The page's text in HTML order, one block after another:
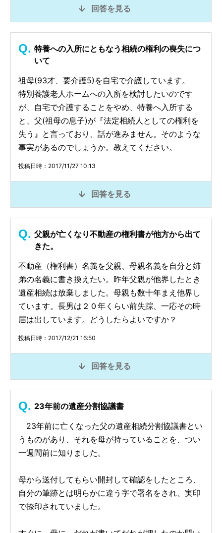
回答を見る
特養への入所にともなう相続の権利の喪失につ
いて
祖母(93才、要介護5)を自宅で介護しています。
特別養護老人ホームへの入所を検討したいのです
が、自宅で介護することをやめ、特養へ入所する
と、父(祖母の息子)が『法定相続人としての権利を
失う』と言っており、話が進みません。そのような
事実があるのでしょうか。教えてください。
投稿日時：2017/11/27 10:13
回答を見る
父親が亡くなり不動産の権利書が他方から出て
きた。
不動産（権利書）名義を父親、母親名義を自分と姉
弟の名義に書き換えたい。昨年父親が他界したとき
遺産相続は放棄しました。母親も数十年まえ他界し
ています。長男は２０年くらい前失踪、一応その時
届は出しています。どうしたらよいですか？
投稿日時：2017/12/21 16:50
回答を見る
23年前の遺産分割協議書
23年前に亡くなった父の遺産相続分割協議書とい
うものがあり、それを母が持っていることを、つい
一週間前に知りました。
母から送付してもらい開封して確認をしたところ、
自分の筆跡とは明らかに違う字で署名をされ、実印
で捺印されていました。